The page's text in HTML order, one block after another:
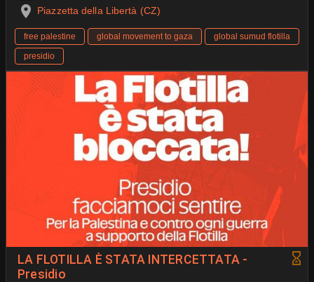
Piazzetta della Libertà (CZ)
free palestine global movement to gaza
global sumud flotilla
presidio
LA FLOTILLA È STATA INTERCETTATA -
Presidio